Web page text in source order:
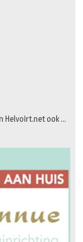
Helvoirt.net ook …